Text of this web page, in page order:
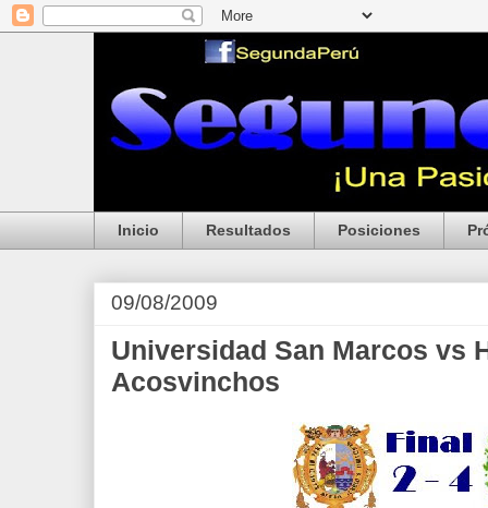
Inicio Resultados Posiciones
09/08/2009
Universidad San Marcos vs
Acosvinchos